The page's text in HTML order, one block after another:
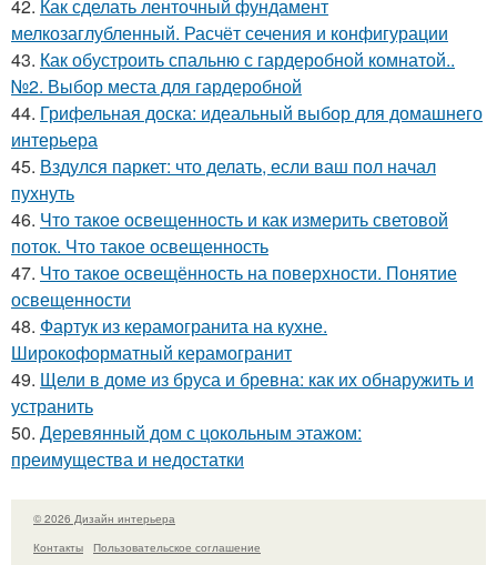
42. Как сделать ленточный фундамент
мелкозаглубленный. Расчёт сечения и конфигурации
43. Как обустроить спальню с гардеробной комнатой..
№2. Выбор места для гардеробной
44. Грифельная доска: идеальный выбор для домашнего
интерьера
45. Вздулся паркет: что делать, если ваш пол начал
пухнуть
46. Что такое освещенность и как измерить световой
поток. Что такое освещенность
47. Что такое освещённость на поверхности. Понятие
освещенности
48. Фартук из керамогранита на кухне.
Широкоформатный керамогранит
49. Щели в доме из бруса и бревна: как их обнаружить и
устранить
50. Деревянный дом с цокольным этажом:
преимущества и недостатки
© 2026 Дизайн интерьера
Контакты
Пользовательское соглашение